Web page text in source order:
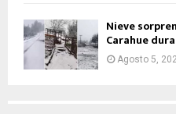
Nieve
Carahue
Agosto 5,